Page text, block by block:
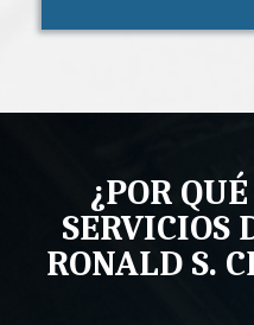
¿POR
SERVICIOS
RONALD S.